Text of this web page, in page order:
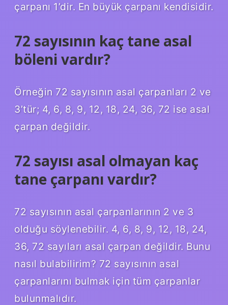
çarpanı 1’dir. En büyük çarpanı kendisidir.
72 sayısının kaç tane asal
böleni vardır?
Örneğin 72 sayısının asal çarpanları 2 ve
3’tür; 4, 6, 8, 9, 12, 18, 24, 36, 72 ise asal
çarpan değildir.
72 sayısı asal olmayan kaç
tane çarpanı vardır?
72 sayısının asal çarpanlarının 2 ve 3
olduğu söylenebilir. 4, 6, 8, 9, 12, 18, 24,
36, 72 sayıları asal çarpan değildir. Bunu
nasıl bulabilirim? 72 sayısının asal
çarpanlarını bulmak için tüm çarpanlar
bulunmalıdır.